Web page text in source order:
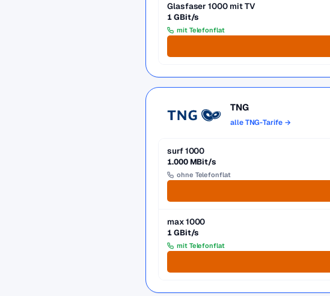
Glasfaser 1000 mit TV
1 GBit/s
mit Telefonflat
TNG
alle TNG-Tarife →
surf 1000
1.000 MBit/s
ohne Telefonflat
max 1000
1 GBit/s
mit Telefonflat